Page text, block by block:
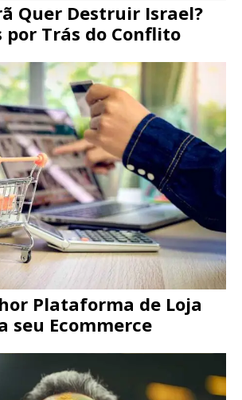
Quer Destruir Israel?
por Trás do Conflito
Plataforma de Loja
seu Ecommerce